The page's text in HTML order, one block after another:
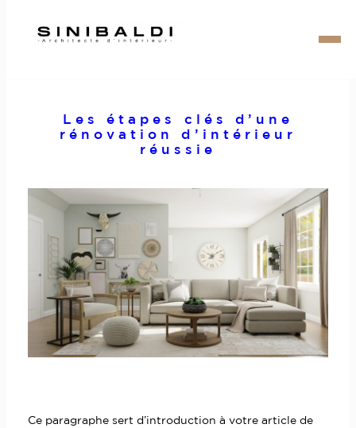
Les étapes clés d’une
rénovation d’intérieur
réussie
Ce paragraphe sert d’introduction à votre article de